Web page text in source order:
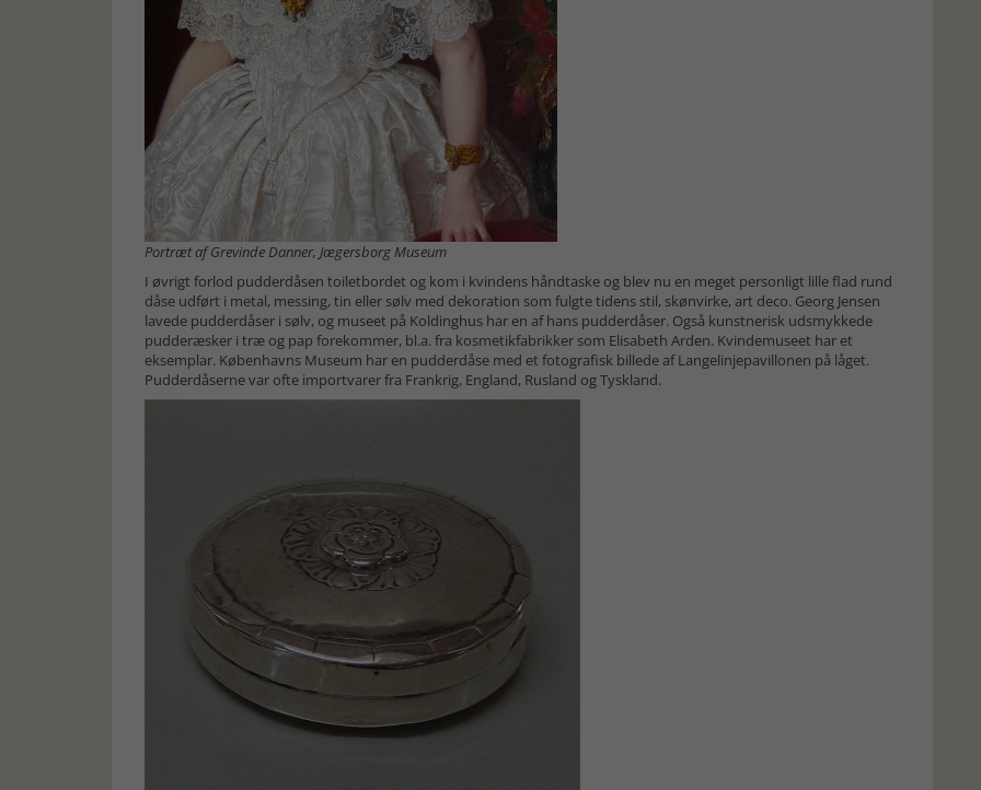
Portræt af Grevinde Danner, Jægersborg Museum
I øvrigt forlod pudderdåsen toiletbordet og kom i kvindens håndtaske og blev nu en meget personligt lille flad rund
dåse udført i metal, messing, tin eller sølv med dekoration som fulgte tidens stil, skønvirke, art deco. Georg Jensen
lavede pudderdåser i sølv, og museet på Koldinghus har en af hans pudderdåser. Også kunstnerisk udsmykkede
pudderæsker i træ og pap forekommer, bl.a. fra kosmetikfabrikker som Elisabeth Arden. Kvindemuseet har et
eksemplar. Københavns Museum har en pudderdåse med et fotografisk billede af Langelinjepavillonen på låget.
Pudderdåserne var ofte importvarer fra Frankrig, England, Rusland og Tyskland.